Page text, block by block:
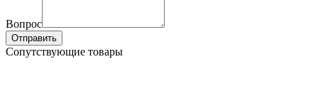
Вопрос
Отправить
Сопутствующие товары